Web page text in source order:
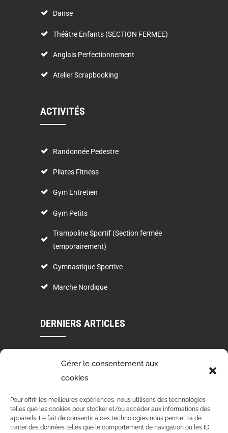
Gérer le consentement aux
cookies
Pour offrir les meilleures expériences, nous utilisons des technologies
telles que les cookies pour stocker et/ou accéder aux informations des
appareils. Le fait de consentir à ces technologies nous permettra de
traiter des données telles que le comportement de navigation ou les ID
Danse
Théâtre Enfants (SECTION FERMEE)
Anglais Perfectionnement
Atelier Scrapbooking
ACTIVITÉS
Randonnée Pedestre
Pilates Fitness
Gym Entretien
Gym Petits
Trampoline Sportif (Section fermée
temporairement)
Gymnastique Sportive
Marche Nordique
DERNIERS ARTICLES
STAGE DE DANSE 4 ET 5 NOVEMBRE 2023
15 Oct 2023